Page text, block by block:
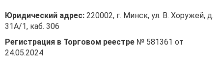
Юридический адрес: 220002, г. Минск, ул. В. Хоружей, д.
31А/1, каб. 306
Регистрация в Торговом реестре № 581361 от
24.05.2024